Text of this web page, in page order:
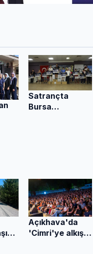
Satrançta
Bursa
Açıkhava'da
'Cimri'ye alkış